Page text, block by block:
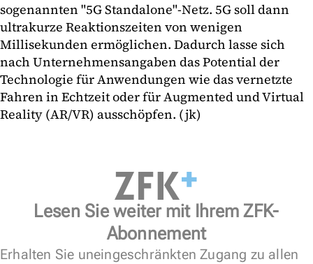
sogenannten "5G Standalone"-Netz. 5G soll dann
ultrakurze Reaktionszeiten von wenigen
Millisekunden ermöglichen. Dadurch lasse sich
nach Unternehmensangaben das Potential der
Technologie für Anwendungen wie das vernetzte
Fahren in Echtzeit oder für Augmented und Virtual
Reality (AR/VR) ausschöpfen. (jk)
Lesen Sie weiter mit Ihrem ZFK-
Abonnement
Erhalten Sie uneingeschränkten Zugang zu allen